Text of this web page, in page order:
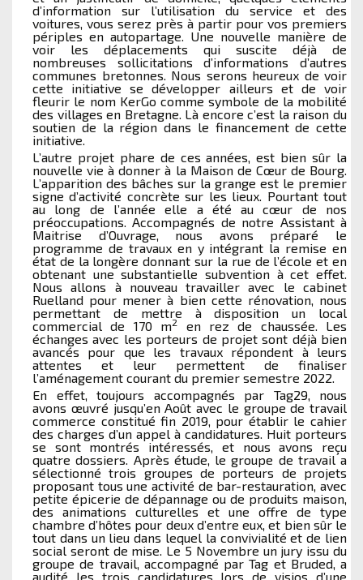
d’information sur l’utilisation du service et des
voitures, vous serez près à partir pour vos premiers
périples en autopartage. Une nouvelle manière de
voir les déplacements qui suscite déjà de
nombreuses sollicitations d’informations d’autres
communes bretonnes. Nous serons heureux de voir
cette initiative se développer ailleurs et de voir
fleurir le nom KerGo comme symbole de la mobilité
des villages en Bretagne. Là encore c’est la raison du
soutien de la région dans le financement de cette
initiative.
L’autre projet phare de ces années, est bien sûr la
nouvelle vie à donner à la Maison de Cœur de Bourg.
L’apparition des bâches sur la grange est le premier
signe d’activité concrète sur les lieux. Pourtant tout
au long de l’année elle a été au cœur de nos
préoccupations. Accompagnés de notre Assistant à
Maitrise d’Ouvrage, nous avons préparé le
programme de travaux en y intégrant la remise en
état de la longère donnant sur la rue de l’école et en
obtenant une substantielle subvention à cet effet.
Nous allons à nouveau travailler avec le cabinet
Ruelland pour mener à bien cette rénovation, nous
permettant de mettre à disposition un local
commercial de 170 m2
en rez de chaussée. Les
échanges avec les porteurs de projet sont déjà bien
avancés pour que les travaux répondent à leurs
attentes et leur permettent de finaliser
l’aménagement courant du premier semestre 2022.
En effet, toujours accompagnés par Tag29, nous
avons œuvré jusqu’en Août avec le groupe de travail
commerce constitué fin 2019, pour établir le cahier
des charges d’un appel à candidatures. Huit porteurs
se sont montrés intéressés, et nous avons reçu
quatre dossiers. Après étude, le groupe de travail a
sélectionné trois groupes de porteurs de projets
proposant tous une activité de bar-restauration, avec
petite épicerie de dépannage ou de produits maison,
des animations culturelles et une offre de type
chambre d’hôtes pour deux d’entre eux, et bien sûr le
tout dans un lieu dans lequel la convivialité et de lien
social seront de mise. Le 5 Novembre un jury issu du
groupe de travail, accompagné par Tag et Bruded, a
audité les trois candidatures lors de visios d’une